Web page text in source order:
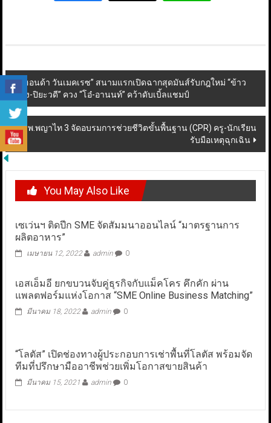
Post
navigation
“ฮอนด้า วันเมคเรซ” สนามแรกเปิดฉากสุดมันส์รับกฎใหม่ “ข้าว
ฟ่าง-ปิยะวดี” ควง “โอ๋-อานนท์” คว้าดับเบิ้ลแชมป์
รพ.พญาไท 3 จัดอบรมการช่วยชีวิตขั้นพื้นฐาน (CPR) ครู-นักเรียน
รับมือเหตุฉุกเฉิน
You May Also Like
เซเว่นฯ ติดปีก SME จัดสัมมนาออนไลน์ “มาตรฐานการ
ผลิตอาหาร”
เมษายน 12, 2022 admin 0
เอสเอ็มอี ยกขบวนจับคู่ธุรกิจกับแม็คโคร คึกคัก ผ่าน
แพลตฟอร์มแห่งโอกาส “SME Online Business Matching”
มีนาคม 18, 2022 admin 0
“โลตัส” เปิดช่องทางผู้ประกอบการเช่าพื้นที่โลตัส พร้อมจัด
ทีมที่ปรึกษามืออาชีพช่วยเพิ่มโอกาสขายสินค้า
มีนาคม 15, 2021 admin 0